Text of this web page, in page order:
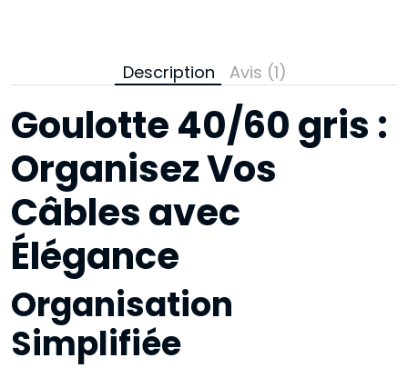
Description Avis (1)
Goulotte 40/60 gris :
Organisez Vos
Câbles avec
Élégance
Organisation
Simplifiée